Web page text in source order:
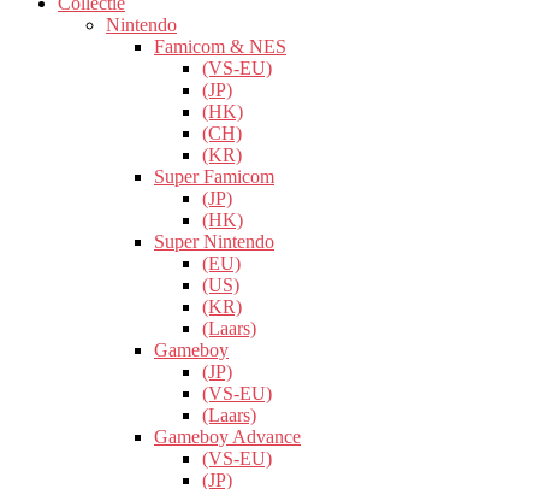
Nintendo
Famicom & NES
(VS-EU)
(JP)
(HK)
(CH)
(KR)
Super Famicom
(JP)
(HK)
Super Nintendo
(EU)
(US)
(KR)
(Laars)
Gameboy
(JP)
(VS-EU)
(Laars)
Gameboy Advance
(VS-EU)
(JP)